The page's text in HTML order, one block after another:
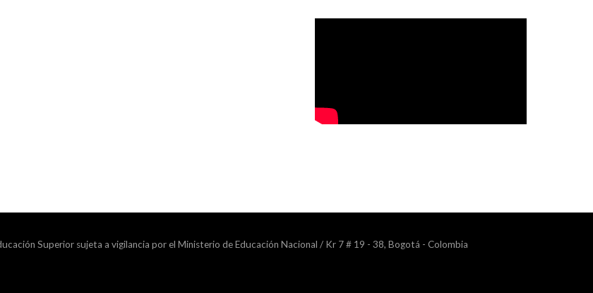
Superior sujeta a vigilancia por el Ministerio de Educación Nacional / Kr 7 # 19 - 38, Bogotá - Colombia